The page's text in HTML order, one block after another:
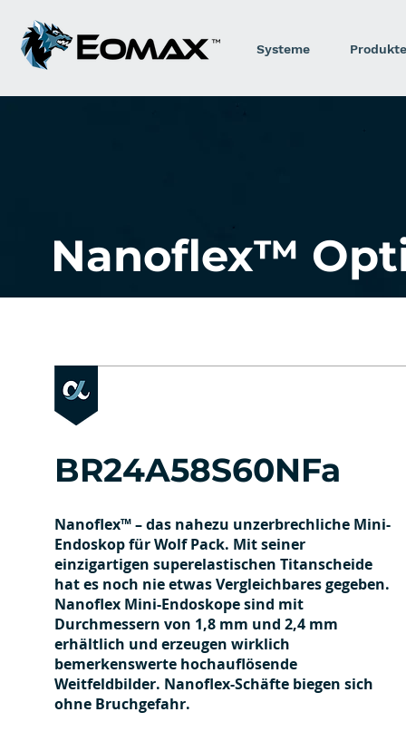
Systeme Produkte
Nanoflex™
BR24A58S60NFa
Nanoflex™ – das nahezu unzerbrechliche Mini-
Endoskop für Wolf Pack. Mit seiner
einzigartigen superelastischen Titanscheide
hat es noch nie etwas Vergleichbares gegeben.
Nanoflex Mini-Endoskope sind mit
Durchmessern von 1,8 mm und 2,4 mm
erhältlich und erzeugen wirklich
bemerkenswerte hochauflösende
Weitfeldbilder. Nanoflex-Schäfte biegen sich
ohne Bruchgefahr.